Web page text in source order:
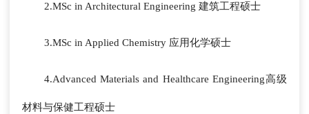
2.MSc in Architectural Engineering 建筑工程硕士
3.MSc in Applied Chemistry 应用化学硕士
4.Advanced Materials and Healthcare Engineering高级
材料与保健工程硕士